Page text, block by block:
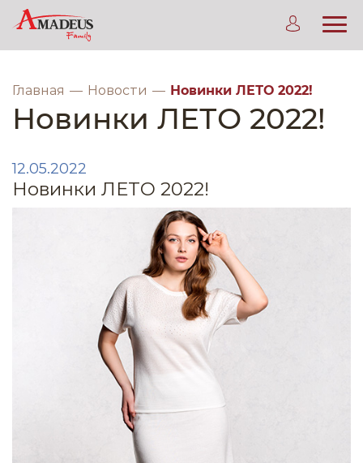
Главная Новости Новинки ЛЕТО 2022!
Новинки ЛЕТО 2022!
12.05.2022
Новинки ЛЕТО 2022!